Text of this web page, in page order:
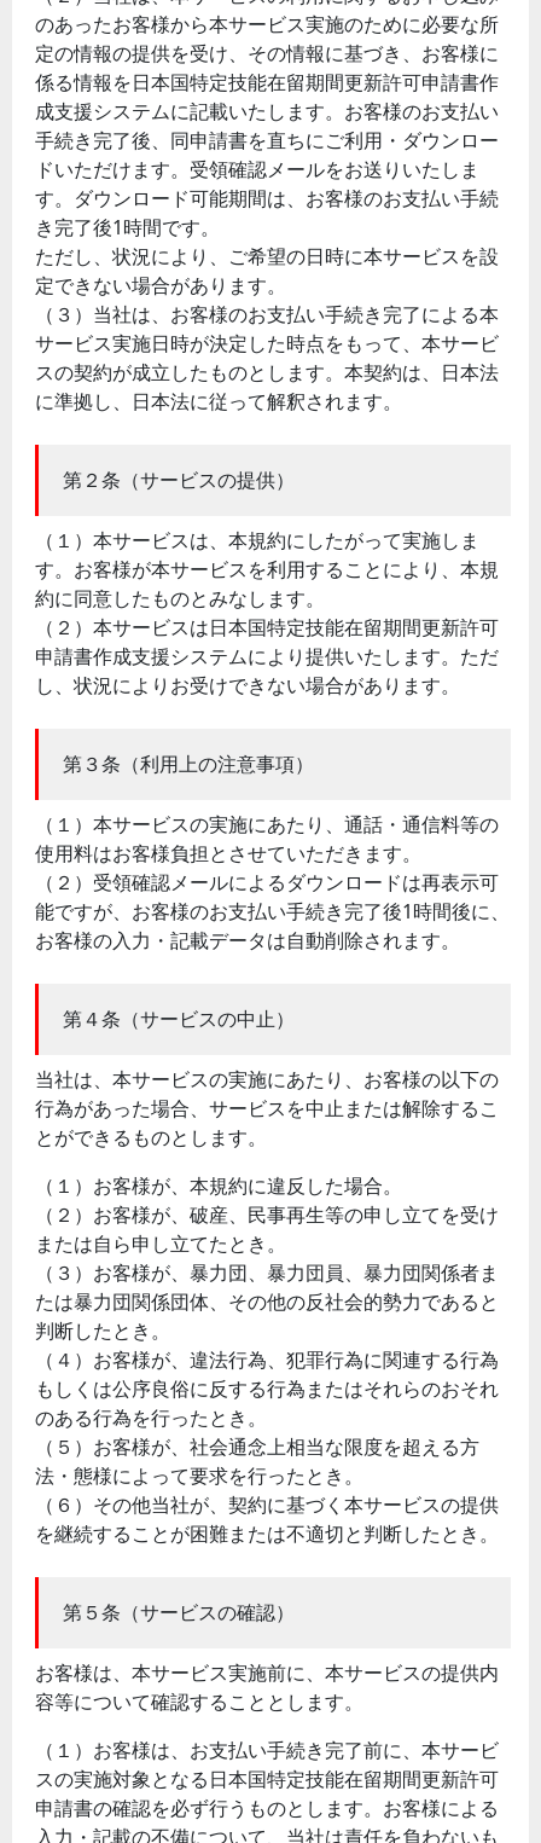
のあったお客様から本サービス実施のために必要な所
定の情報の提供を受け、その情報に基づき、お客様に
係る情報を日本国特定技能在留期間更新許可申請書作
成支援システムに記載いたします。お客様のお支払い
手続き完了後、同申請書を直ちにご利用・ダウンロー
ドいただけます。受領確認メールをお送りいたしま
す。ダウンロード可能期間は、お客様のお支払い手続
き完了後1時間です。
ただし、状況により、ご希望の日時に本サービスを設
定できない場合があります。
（３）当社は、お客様のお支払い手続き完了による本
サービス実施日時が決定した時点をもって、本サービ
スの契約が成立したものとします。本契約は、日本法
に準拠し、日本法に従って解釈されます。
第２条（サービスの提供）
（１）本サービスは、本規約にしたがって実施しま
す。お客様が本サービスを利用することにより、本規
約に同意したものとみなします。
（２）本サービスは日本国特定技能在留期間更新許可
申請書作成支援システムにより提供いたします。ただ
し、状況によりお受けできない場合があります。
第３条（利用上の注意事項）
（１）本サービスの実施にあたり、通話・通信料等の
使用料はお客様負担とさせていただきます。
（２）受領確認メールによるダウンロードは再表示可
能ですが、お客様のお支払い手続き完了後1時間後に、
お客様の入力・記載データは自動削除されます。
第４条（サービスの中止）
当社は、本サービスの実施にあたり、お客様の以下の
行為があった場合、サービスを中止または解除するこ
とができるものとします。
（１）お客様が、本規約に違反した場合。
（２）お客様が、破産、民事再生等の申し立てを受け
または自ら申し立てたとき。
（３）お客様が、暴力団、暴力団員、暴力団関係者ま
たは暴力団関係団体、その他の反社会的勢力であると
判断したとき。
（４）お客様が、違法行為、犯罪行為に関連する行為
もしくは公序良俗に反する行為またはそれらのおそれ
のある行為を行ったとき。
（５）お客様が、社会通念上相当な限度を超える方
法・態様によって要求を行ったとき。
（６）その他当社が、契約に基づく本サービスの提供
を継続することが困難または不適切と判断したとき。
第５条（サービスの確認）
お客様は、本サービス実施前に、本サービスの提供内
容等について確認することとします。
（１）お客様は、お支払い手続き完了前に、本サービ
スの実施対象となる日本国特定技能在留期間更新許可
申請書の確認を必ず行うものとします。お客様による
入力・記載の不備について、当社は責任を負わないも